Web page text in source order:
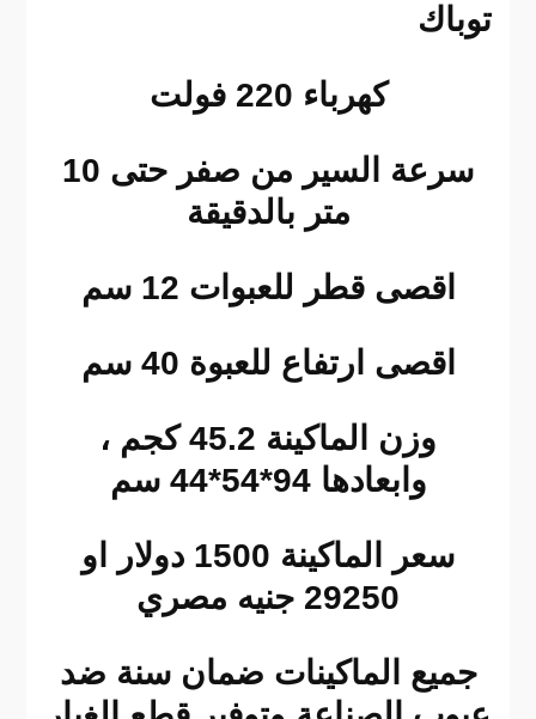
توباك
كهرباء 220 فولت
سرعة السير من صفر حتى 10
متر بالدقيقة
اقصى قطر للعبوات 12 سم
اقصى ارتفاع للعبوة 40 سم
وزن الماكينة 45.2 كجم ،
وابعادها 94*54*44 سم
سعر الماكينة 1500 دولار او
29250 جنيه مصري
جميع الماكينات ضمان سنة ضد